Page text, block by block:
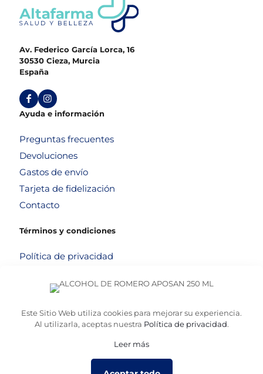
Av. Federico García Lorca, 16
30530 Cieza, Murcia
España
Ayuda e información
Preguntas frecuentes
Devoluciones
Gastos de envío
Tarjeta de fidelización
Contacto
Términos y condiciones
Política de privacidad
Aviso legal
Este Sitio Web utiliza cookies para mejorar su experiencia.
Al utilizarla, aceptas nuestra Política de privacidad.
Leer más